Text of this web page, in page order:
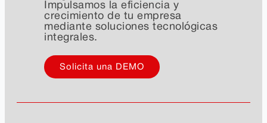
Impulsamos la eficiencia y
crecimiento de tu empresa
mediante soluciones tecnológicas
integrales.
Solicita una DEMO